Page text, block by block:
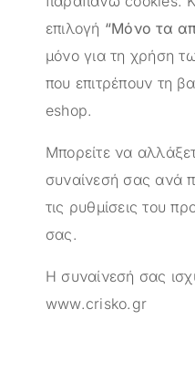
επιλογή “Μόνο τα
μόνο για τη χρήση
που επιτρέπουν τη
eshop.
Μπορείτε να
συναίνεσή σας ανά
τις ρυθμίσεις του
σας.
Η συναίνεσή σας
www.crisko.gr